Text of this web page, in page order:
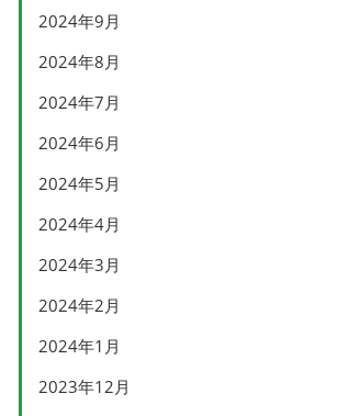
2024年9月
2024年8月
2024年7月
2024年6月
2024年5月
2024年4月
2024年3月
2024年2月
2024年1月
2023年12月